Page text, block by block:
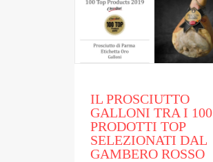
IL PROSCIUTTO
GALLONI TRA I 100
PRODOTTI TOP
SELEZIONATI DAL
GAMBERO ROSSO